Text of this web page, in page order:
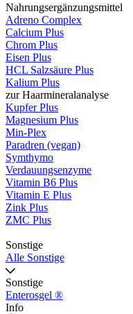
Nahrungsergänzungsmittel
Adreno Complex
Calcium Plus
Chrom Plus
Eisen Plus
HCL Salzsäure Plus
Kalium Plus
zur Haarmineralanalyse
Kupfer Plus
Magnesium Plus
Min-Plex
Paradren (vegan)
Symthymo
Verdauungsenzyme
Vitamin B6 Plus
Vitamin E Plus
Zink Plus
ZMC Plus
Sonstige
Alle Sonstige
Sonstige
Enterosgel ®
Info